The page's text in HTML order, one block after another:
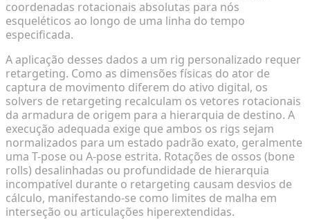
coordenadas rotacionais absolutas para nós
esqueléticos ao longo de uma linha do tempo
especificada.
A aplicação desses dados a um rig personalizado requer
retargeting. Como as dimensões físicas do ator de
captura de movimento diferem do ativo digital, os
solvers de retargeting recalculam os vetores rotacionais
da armadura de origem para a hierarquia de destino. A
execução adequada exige que ambos os rigs sejam
normalizados para um estado padrão exato, geralmente
uma T-pose ou A-pose estrita. Rotações de ossos (bone
rolls) desalinhadas ou profundidade de hierarquia
incompatível durante o retargeting causam desvios de
cálculo, manifestando-se como limites de malha em
interseção ou articulações hiperextendidas.